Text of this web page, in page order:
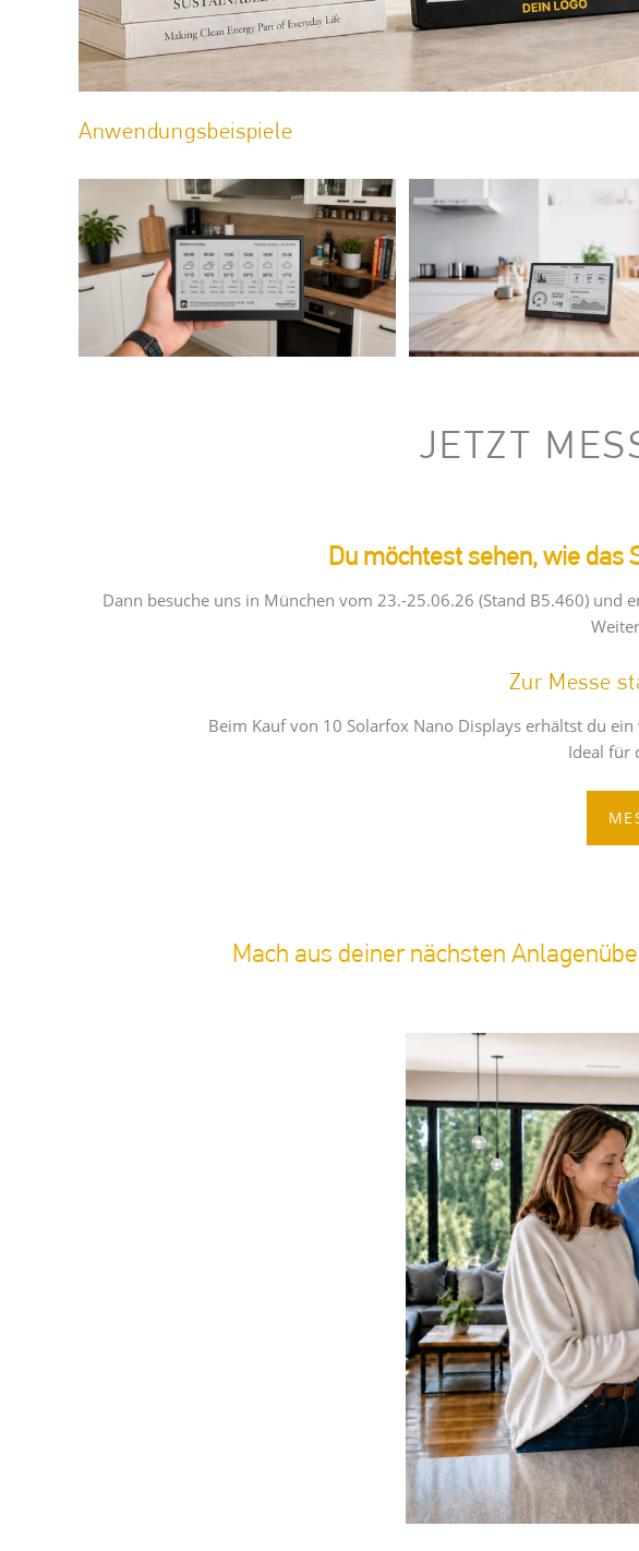
Anwendungsbeispiele
2 6 10
JETZT
Du möchtest sehen, wie
Dann besuche uns in München vom 23.-25.06.26 (Stand B5.460)
Zur Messe
Beim Kauf von 10 Solarfox Nano Displays erhältst du
Ideal für
Mach aus deiner nächsten